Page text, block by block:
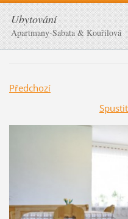
Ubytování
Apartmany-Šabata & Kouřilová
Předchozí